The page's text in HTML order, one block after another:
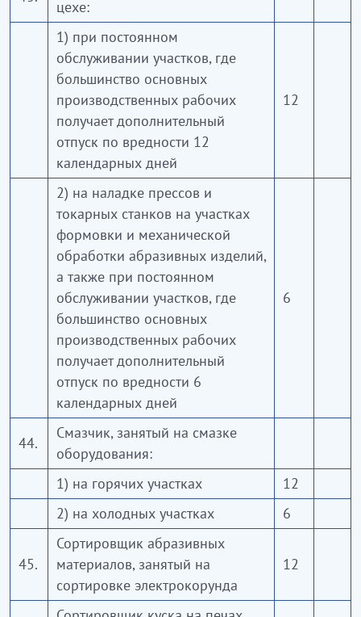
цехе:
1) при постоянном
обслуживании участков, где
большинство основных
производственных рабочих
получает дополнительный
отпуск по вредности 12
календарных дней
12
2) на наладке прессов и
токарных станков на участках
формовки и механической
обработки абразивных изделий,
а также при постоянном
обслуживании участков, где
большинство основных
производственных рабочих
получает дополнительный
отпуск по вредности 6
календарных дней
6
44.
Смазчик, занятый на смазке
оборудования:
1) на горячих участках
12
2) на холодных участках
6
45.
Сортировщик абразивных
материалов, занятый на
сортировке электрокорунда
12